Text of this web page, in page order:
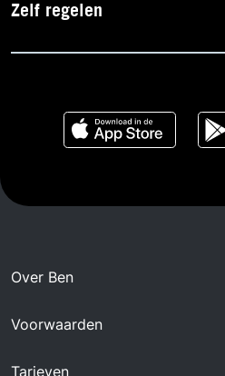
Zelf regelen
Over Ben
Voorwaarden
Tarieven